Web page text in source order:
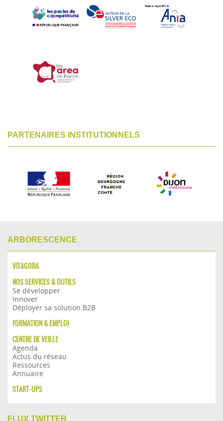
PARTENAIRES INSTITUTIONNELS
ARBORESCENCE
VITAGORA
NOS SERVICES & OUTILS
Se développer
Innover
Déployer sa solution B2B
FORMATION & EMPLOI
CENTRE DE VEILLE
Agenda
Actus du réseau
Ressources
Annuaire
START-UPS
FLUX TWITTER